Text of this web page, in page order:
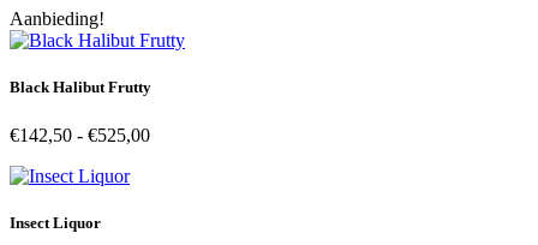
Aanbieding!
Black Halibut Frutty
€142,50 - €525,00Prijsklasse:
Insect Liquor